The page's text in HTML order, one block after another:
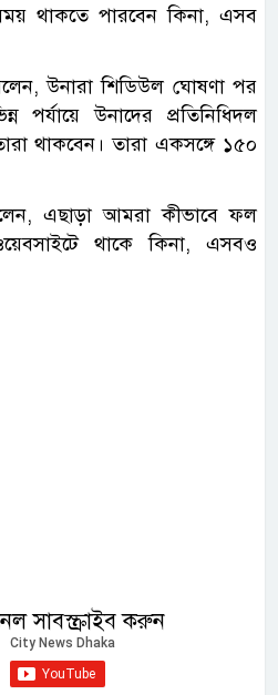
থাকতে পারবেন কিনা, এসব
উনারা শিডিউল ঘোষণা পর
পর্যায়ে উনাদের প্রতিনিধিদল
থাকবেন। তারা একসঙ্গে ১৫০
এছাড়া আমরা কীভাবে ফল
থাকে কিনা, এসবও
সাবস্ক্রাইব করুন